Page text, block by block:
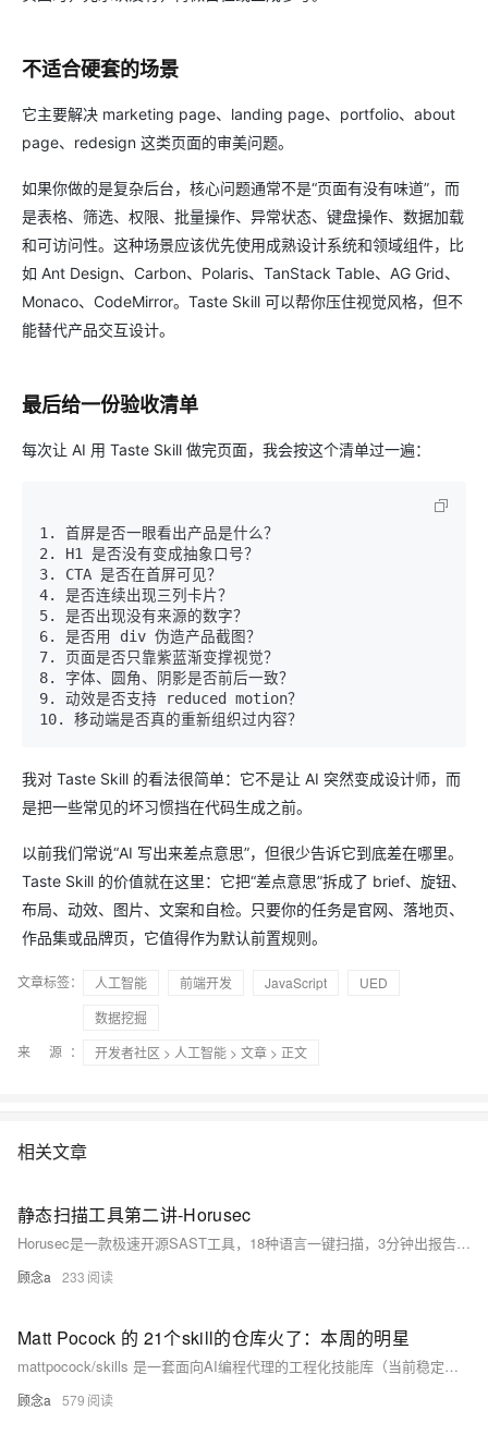
不适合硬套的场景
它主要解决 marketing page、landing page、portfolio、about
page、redesign 这类页面的审美问题。
如果你做的是复杂后台，核心问题通常不是“页面有没有味道”，而
是表格、筛选、权限、批量操作、异常状态、键盘操作、数据加载
和可访问性。这种场景应该优先使用成熟设计系统和领域组件，比
如 Ant Design、Carbon、Polaris、TanStack Table、AG Grid、
Monaco、CodeMirror。Taste Skill 可以帮你压住视觉风格，但不
能替代产品交互设计。
最后给一份验收清单
每次让 AI 用 Taste Skill 做完页面，我会按这个清单过一遍：
1. 首屏是否一眼看出产品是什么？
2. H1 是否没有变成抽象口号？
3. CTA 是否在首屏可见？
4. 是否连续出现三列卡片？
5. 是否出现没有来源的数字？
6. 是否用 div 伪造产品截图？
7. 页面是否只靠紫蓝渐变撑视觉？
8. 字体、圆角、阴影是否前后一致？
9. 动效是否支持 reduced motion？
我对 Taste Skill 的看法很简单：它不是让 AI 突然变成设计师，而
是把一些常见的坏习惯挡在代码生成之前。
以前我们常说“AI 写出来差点意思”，但很少告诉它到底差在哪里。
Taste Skill 的价值就在这里：它把“差点意思”拆成了 brief、旋钮、
布局、动效、图片、文案和自检。只要你的任务是官网、落地页、
作品集或品牌页，它值得作为默认前置规则。
文章标签： 人工智能 前端开发 JavaScript
UED
数据挖掘
来 源：
开发者社区 > 人工智能 > 文章 > 正文
相关文章
静态扫描工具第二讲-Horusec
Horusec是一款极速开源SAST工具，18种语言一键扫描，3分钟出报告（较Semgrep提速10倍），深度检测漏洞与Git历史密钥泄露，支持CLI/CI/CD及自定义规则，简单高效、开箱即用。
顾念a 233
Matt Pocock 的 21个skill的仓库火了：本周的明星
mattpocock/skills 是一套面向AI编程代理的工程化技能库（当前稳定公开18个），将资深工程师的标准化工作流（需求建模→开发→工程管控→知识沉淀）转化为可按需加载、带资源依赖的模块化Skill，非普通Prompt，显著提升代码质量与协作效率。（239字）
顾念a 579